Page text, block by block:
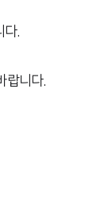
다.
랍니다.